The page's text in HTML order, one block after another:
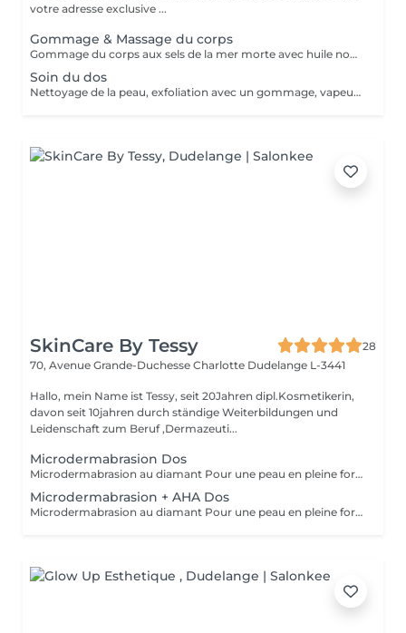
votre adresse exclusive ...
Gommage & Massage du corps
Gommage du corps aux sels de la mer morte avec huile nourissante, Douche. Application d'une creme vitalisante en massage rotative.
Soin du dos
Nettoyage de la peau, exfoliation avec un gommage, vapeur, extraction, Haute fréquence, Masque purifiant, Creme.
SkinCare By Tessy
28
70, Avenue Grande-Duchesse Charlotte Dudelange L-3441
Hallo, mein Name ist Tessy, seit 20Jahren dipl.Kosmetikerin,
davon seit 10jahren durch ständige Weiterbildungen und
Leidenschaft zum Beruf ,Dermazeuti...
Microdermabrasion Dos
Microdermabrasion au diamant Pour une peau en pleine forme La microdermabrasion au diamant élimine les cellules mortes à la surface de la peau et les aspire immédiatement grâce à un système à vide. La peau retrouve ainsi sa porosité. - Résultats visibles immédiatement et durables - Préparation optimale de la peau - Réduction des imperfections cutanées et des taches pigmentaires - Réduction des taches de vieillesse - Réduction des ridules - Optimisation du grain de peau - Raffinement des pores - Stimulation de la régénération cellulaire
Microdermabrasion + AHA Dos
Microdermabrasion au diamant Pour une peau en pleine forme La microdermabrasion au diamant élimine les cellules mortes à la surface de la peau et les aspire immédiatement grâce à un système à vide. La peau retrouve ainsi sa porosité. - Résultats visibles immédiatement et durables - Préparation optimale de la peau - Réduction des imperfections cutanées et des taches pigmentaires - Réduction des taches de vieillesse - Réduction des ridules - Optimisation du grain de peau - Raffinement des pores - Stimulation de la régénération cellulaire